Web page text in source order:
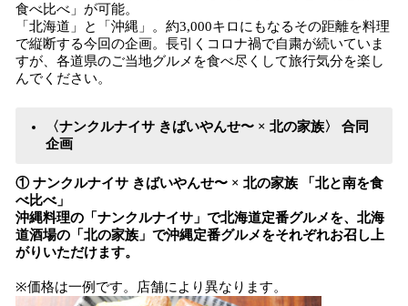
食べ比べ」が可能。
「北海道」と「沖縄」。約3,000キロにもなるその距離を料理
で縦断する今回の企画。長引くコロナ禍で自粛が続いていま
すが、各道県のご当地グルメを食べ尽くして旅行気分を楽し
んでください。
〈ナンクルナイサ きばいやんせ〜 × 北の家族〉 合同
企画
① ナンクルナイサ きばいやんせ〜 × 北の家族 「北と南を食
べ比べ」
沖縄料理の「ナンクルナイサ」で北海道定番グルメを、北海
道酒場の「北の家族」で沖縄定番グルメをそれぞれお召し上
がりいただけます。
※価格は一例です。店舗により異なります。